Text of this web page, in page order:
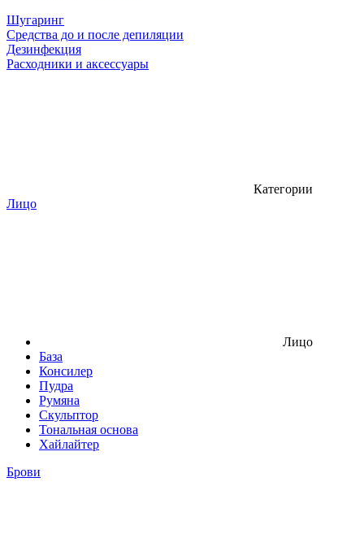
Шугаринг
Средства до и после депиляции
Дезинфекция
Расходники и аксессуары
Категории
Лицо
Лицо
База
Консилер
Пудра
Румяна
Скульптор
Тональная основа
Хайлайтер
Брови